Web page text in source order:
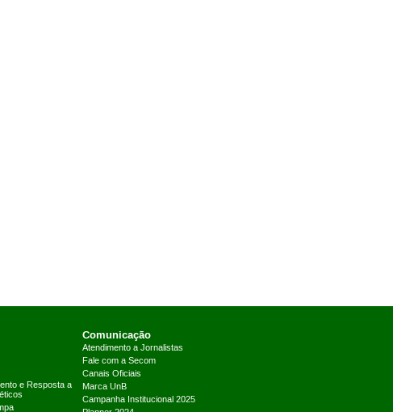
e Resposta a
Comunicação
Atendimento a Jornalistas
Fale com a Secom
Canais Oficiais
Marca UnB
Campanha Institucional 2025